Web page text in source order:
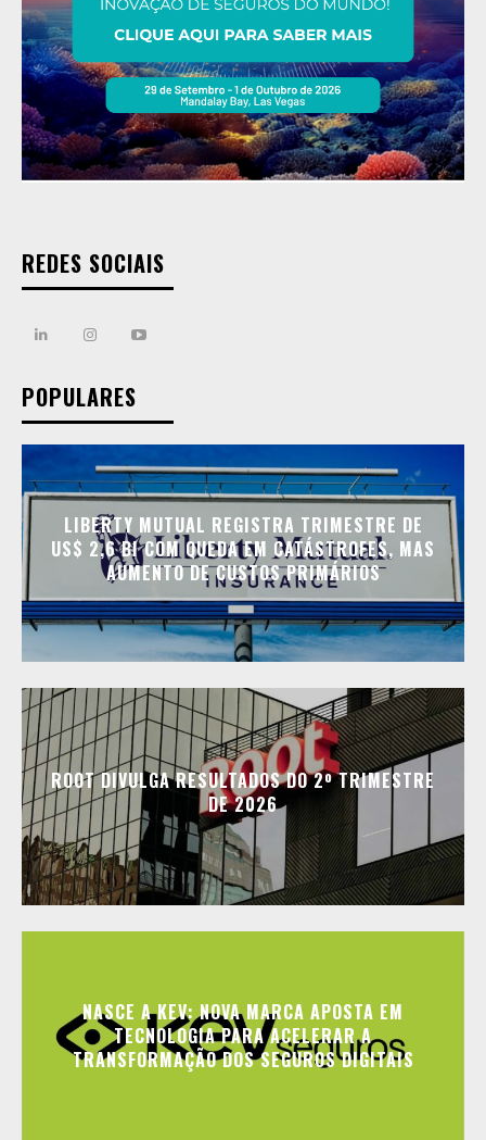
REDES SOCIAIS
POPULARES
LIBERTY MUTUAL REGISTRA TRIMESTRE DE
US$ 2,6 BI COM QUEDA EM CATÁSTROFES, MAS
AUMENTO DE CUSTOS PRIMÁRIOS
ROOT DIVULGA RESULTADOS DO 2º TRIMESTRE
DE 2026
NASCE A KEV: NOVA MARCA APOSTA EM
TECNOLOGIA PARA ACELERAR A
TRANSFORMAÇÃO DOS SEGUROS DIGITAIS